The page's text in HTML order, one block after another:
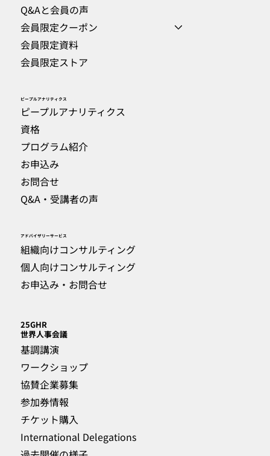
Q&Aと会員の声
会員限定クーポン
会員限定資料
会員限定ストア
​ピープルアナリティクス
ピープルアナリティクス
資格
プログラム紹介
お申込み
お問合せ
Q&A・受講者の声
​アドバイザリーサービス
組織向けコンサルティング
個人向けコンサルティング
お申込み・お問合せ
25GHR
​世界人事会議
基調講演
ワークショップ
協賛企業募集
参加券情報
チケット購入
International Delegations